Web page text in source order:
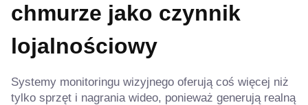
chmurze jako czynnik
lojalnościowy
Systemy monitoringu wizyjnego oferują coś więcej niż
tylko sprzęt i nagrania wideo, ponieważ generują realną